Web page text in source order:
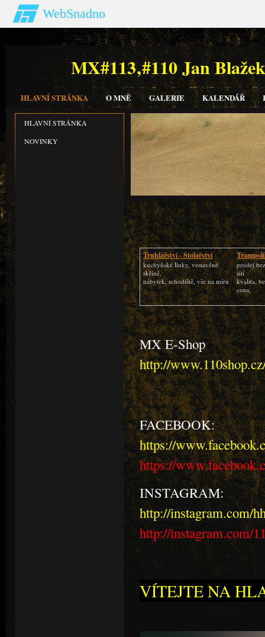
WebSnadno
MX#113‚#110 Jan
HLAVNÍ STRÁNKA O MNĚ GALERIE KALENDÁŘ
HLAVNÍ STRÁNKA
NOVINKY
Truhlářství - Stolařství
kuchyňské linky, vestavěné
skříně,
nábytek, schodiště, vše na míru
prodej
sítí
kvalita,
cena,
MX E-Shop
http://
FACEBOOK:
https://
https://
INSTAGRAM:
http://instagram.com/
http://instagram.com/
VÍTEJTE NA